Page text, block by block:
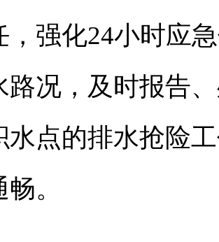
，强化24小时应
路况，及时报告
水点的排水抢险
。